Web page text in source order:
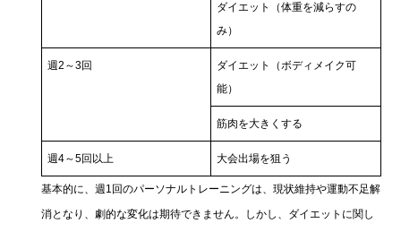
ダイエット（体重を減らすの
み）
週2～3回
ダイエット（ボディメイク可
能）
筋肉を大きくする
週4～5回以上 大会出場を狙う
基本的に、週1回のパーソナルトレーニングは、現状維持や運動不足解
消となり、劇的な変化は期待できません。しかし、ダイエットに関し